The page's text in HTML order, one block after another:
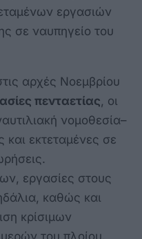
εργασιών
σε ναυπηγείο του
αρχές Νοεμβρίου
πενταετίας , οι
νομοθεσία–
και εκτεταμένες σε
εργασίες στους
καθώς και
κρίσιμων
του πλοίου.